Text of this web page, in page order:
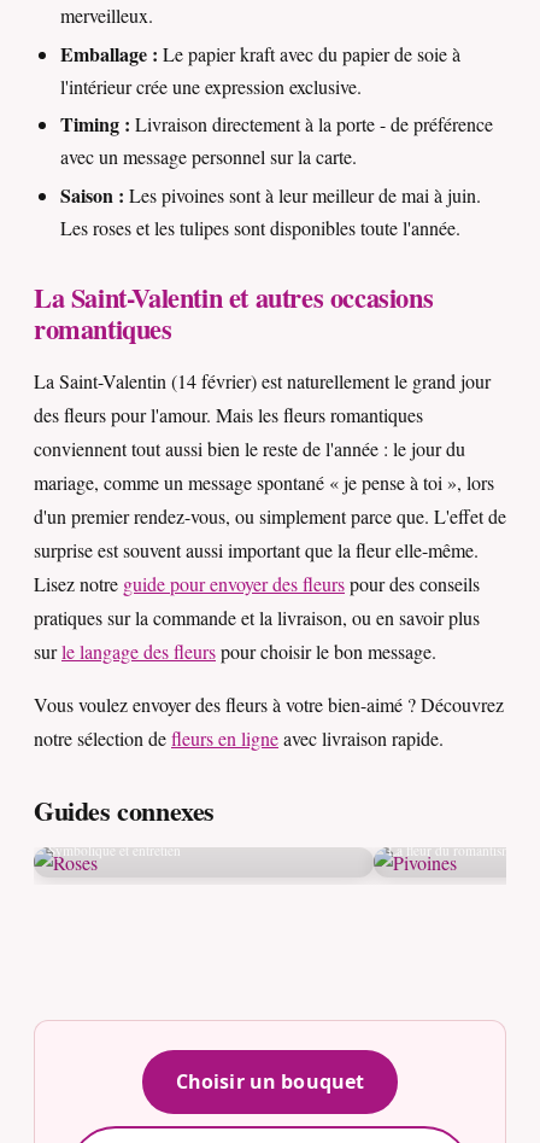
merveilleux.
Emballage : Le papier kraft avec du papier de soie à
l'intérieur crée une expression exclusive.
Timing : Livraison directement à la porte - de préférence
avec un message personnel sur la carte.
Saison : Les pivoines sont à leur meilleur de mai à juin.
Les roses et les tulipes sont disponibles toute l'année.
La Saint-Valentin et autres occasions
romantiques
La Saint-Valentin (14 février) est naturellement le grand jour
des fleurs pour l'amour. Mais les fleurs romantiques
conviennent tout aussi bien le reste de l'année : le jour du
mariage, comme un message spontané « je pense à toi », lors
d'un premier rendez-vous, ou simplement parce que. L'effet de
surprise est souvent aussi important que la fleur elle-même.
Lisez notre guide pour envoyer des fleurspour des conseils
pratiques sur la commande et la livraison, ou en savoir plus
surle langage des fleurspour choisir le bon message.
Vous voulez envoyer des fleurs à votre bien-aimé ? Découvrez
notre sélection defleurs en ligneavec livraison rapide.
Guides connexes
Roses
Symbolique et entretien La fleur du romantisme
Choisir un bouquet